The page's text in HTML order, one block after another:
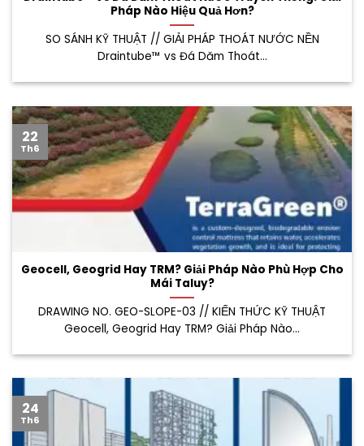
Pháp Nào Hiệu Quả Hơn?
SO SÁNH KỸ THUẬT // GIẢI PHÁP THOÁT NƯỚC NỀN
Draintube™ vs Đá Dăm Thoát...
Geocell, Geogrid Hay TRM? Giải Pháp Nào Phù Hợp Cho
Mái Taluy?
DRAWING NO. GEO-SLOPE-03 // KIẾN THỨC KỸ THUẬT
Geocell, Geogrid Hay TRM? Giải Pháp Nào...
22
Th6
24
Th6